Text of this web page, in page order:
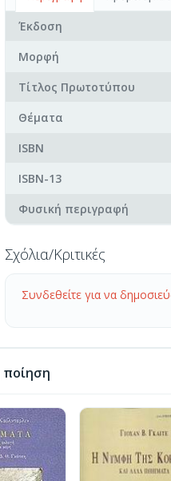
Έκδοση
Μορφή
Τίτλος Πρωτοτύπου
Θέματα
ISBN
ISBN-13
Φυσική περιγραφή
Σχόλια/Κριτικές
Συνδεθείτε για να